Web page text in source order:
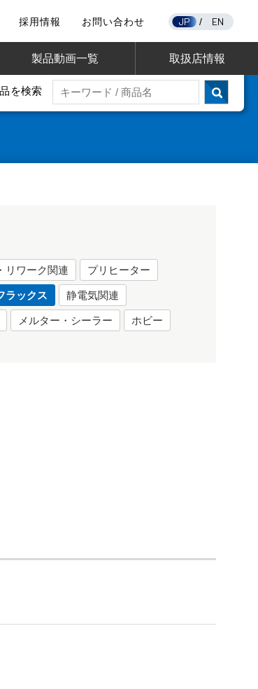
採用情報 お問い合わせ JP / EN
製品動画一覧 取扱店情報
を検索
リワーク関連 プリヒーター
ラックス 静電気関連
メルター・シーラー ホビー